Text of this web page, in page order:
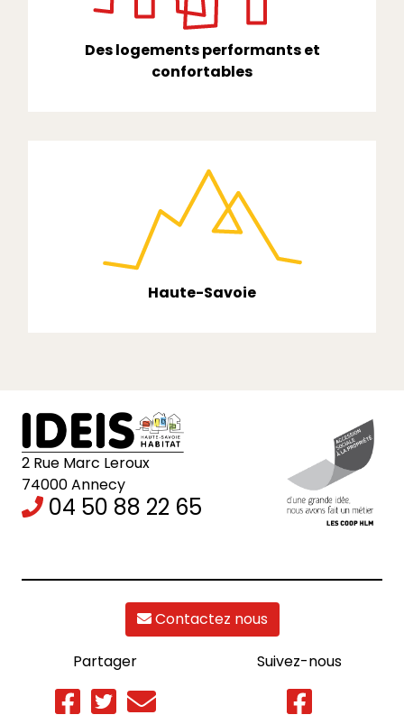
Des logements performants et
confortables
Haute-Savoie
2 Rue Marc Leroux
74000 Annecy
04 50 88 22 65
Contactez nous
Partager Suivez-nous